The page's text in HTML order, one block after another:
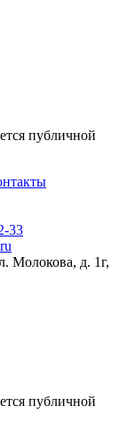
публичной
33
Молокова, д. 1г,
публичной